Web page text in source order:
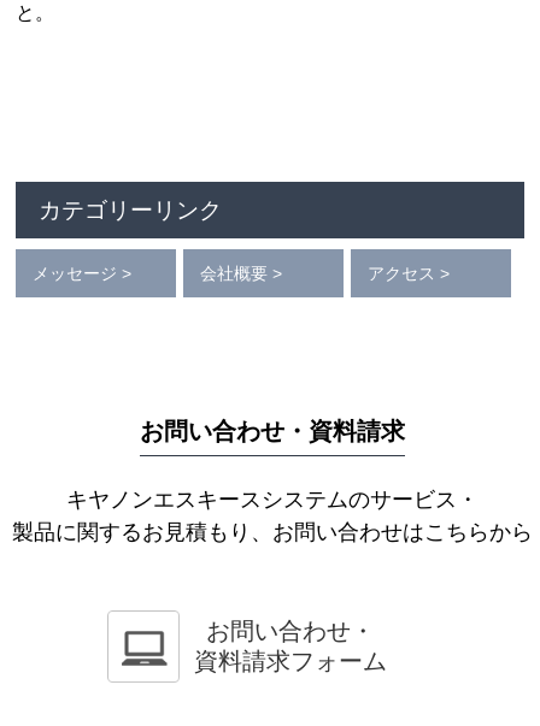
と。
カテゴリーリンク
メッセージ > 会社概要 > アクセス >
お問い合わせ・資料請求
キヤノンエスキースシステムのサービス・
製品に関するお見積もり、お問い合わせはこちらから
お問い合わせ・
資料請求フォーム